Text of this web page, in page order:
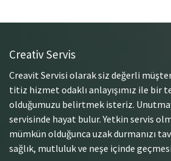
Creativ Servis
Creavit Servisi olarak siz değerli
titiz hizmet odaklı anlayışımız ile bir
olduğumuzu belirtmek isteriz.
servisinde hayat bulur. Yetkin servis
mümkün olduğunca uzak durmanızı
sağlık, mutluluk ve neşe içinde